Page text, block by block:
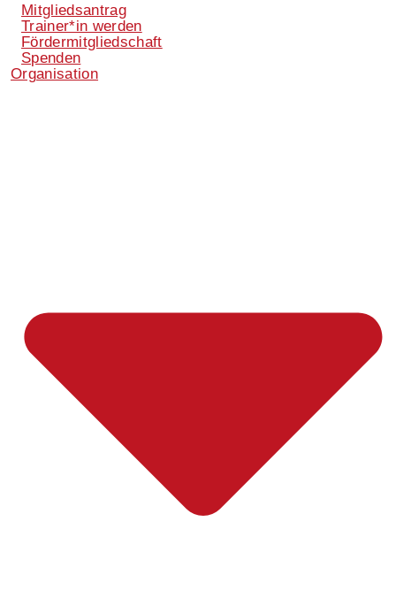
Mitgliedsantrag
Trainer*in werden
Fördermitgliedschaft
Spenden
Organisation